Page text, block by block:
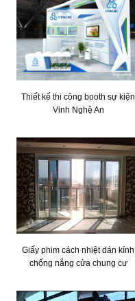
Thiết kế thi công booth sự kiện
Vinh Nghệ An
Giấy phim cách nhiệt dán kính
chống nắng cửa chung cư